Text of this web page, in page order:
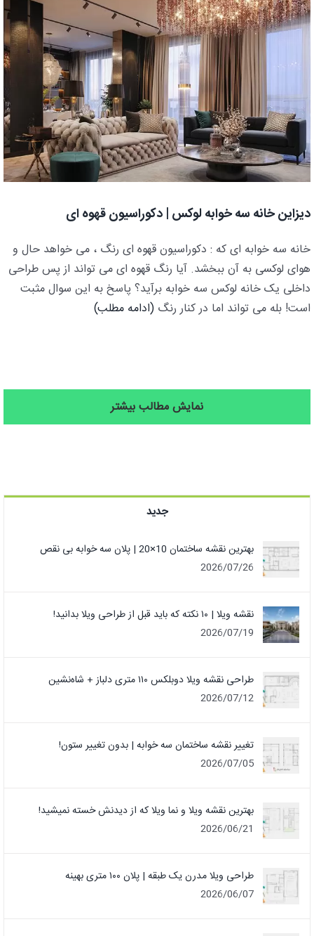
دیزاین خانه سه خوابه لوکس | دکوراسیون قهوه ای
خانه سه خوابه ای که : دکوراسیون قهوه ای رنگ ، می خواهد حال و
هوای لوکسی به آن ببخشد. آیا رنگ قهوه ای می تواند از پس طراحی
داخلی یک خانه لوکس سه خوابه برآید؟ پاسخ به این سوال مثبت
است! بله می تواند اما در کنار رنگ (ادامه مطلب)
نمایش مطالب بیشتر
جدید
بهترین نقشه ساختمان 10×20 | پلان سه خوابه بی نقص
2026/07/26
نقشه ویلا | ۱۰ نکته که باید قبل از طراحی ویلا بدانید!
2026/07/19
طراحی نقشه ویلا دوبلکس ۱۱۰ متری دلباز + شاه‌نشین
2026/07/12
تغییر نقشه ساختمان سه خوابه | بدون تغییر ستون!
2026/07/05
بهترین نقشه ویلا و نما ویلا که از دیدنش خسته نمیشید!
2026/06/21
طراحی ویلا مدرن یک‌ طبقه | پلان ۱۰۰ متری بهینه
2026/06/07